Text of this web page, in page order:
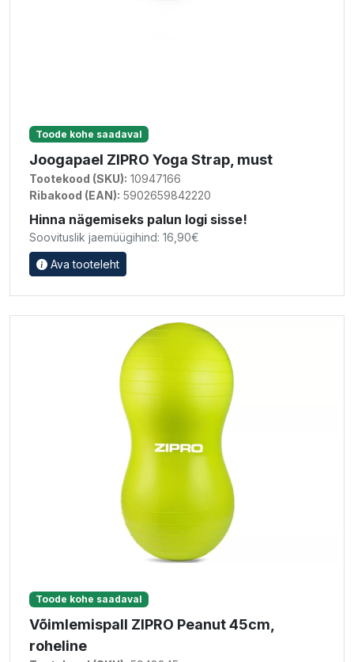
Toode kohe saadaval
Joogapael ZIPRO Yoga Strap, must
Tootekood (SKU): 10947166
Ribakood (EAN): 5902659842220
Hinna nägemiseks palun logi sisse!
Soovituslik jaemüügihind: 16,90€
Ava tooteleht
Toode kohe saadaval
Võimlemispall ZIPRO Peanut 45cm,
roheline